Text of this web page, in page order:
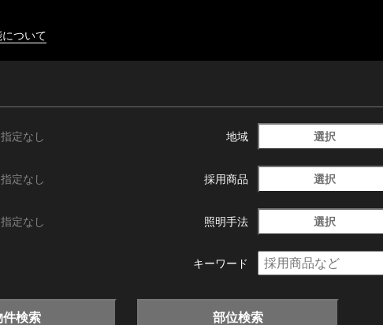
ついて
指定なし 地域 選択
指定なし 採用商品 選択
指定なし 照明手法 選択
キーワード
件検索 部位検索